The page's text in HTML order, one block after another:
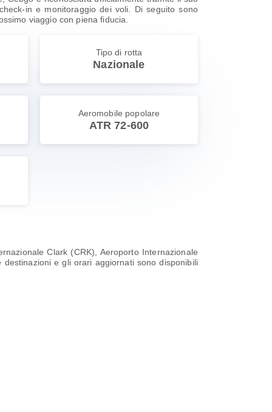
in e monitoraggio dei voli. Di seguito sono
viaggio con piena fiducia.
Tipo di rotta
Nazionale
Aeromobile popolare
ATR 72-600
Clark (CRK), Aeroporto Internazionale
e gli orari aggiornati sono disponibili